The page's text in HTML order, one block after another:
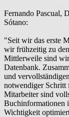
Fernando Pascual,
Sótano:
"Seit wir das erste
wir frühzeitig zu
Mittlerweile sind wir
Datenbank.
und
notwendiger Schritt
Mitarbeiter sind
Buchinformationen
Wichtigkeit